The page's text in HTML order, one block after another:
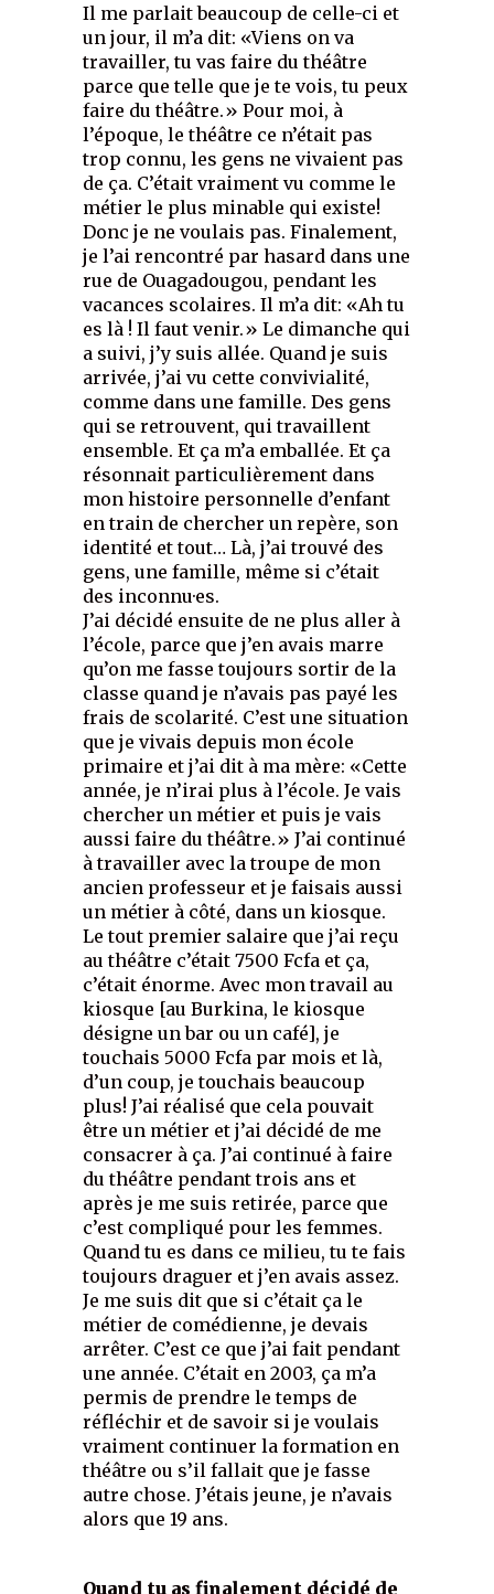
Il me parlait beaucoup de celle-ci et
un jour, il m’a dit: «Viens on va
travailler, tu vas faire du théâtre
parce que telle que je te vois, tu peux
faire du théâtre.» Pour moi, à
l’époque, le théâtre ce n’était pas
trop connu, les gens ne vivaient pas
de ça. C’était vraiment vu comme le
métier le plus minable qui existe!
Donc je ne voulais pas. Finalement,
je l’ai rencontré par hasard dans une
rue de Ouagadougou, pendant les
vacances scolaires. Il m’a dit: «Ah tu
es là ! Il faut venir.» Le dimanche qui
a suivi, j’y suis allée. Quand je suis
arrivée, j’ai vu cette convivialité,
comme dans une famille. Des gens
qui se retrouvent, qui travaillent
ensemble. Et ça m’a emballée. Et ça
résonnait particulièrement dans
mon histoire personnelle d’enfant
en train de chercher un repère, son
identité et tout… Là, j’ai trouvé des
gens, une famille, même si c’était
des inconnu·es.
J’ai décidé ensuite de ne plus aller à
l’école, parce que j’en avais marre
qu’on me fasse toujours sortir de la
classe quand je n’avais pas payé les
frais de scolarité. C’est une situation
que je vivais depuis mon école
primaire et j’ai dit à ma mère: «Cette
année, je n’irai plus à l’école. Je vais
chercher un métier et puis je vais
aussi faire du théâtre.» J’ai continué
à travailler avec la troupe de mon
ancien professeur et je faisais aussi
un métier à côté, dans un kiosque.
Le tout premier salaire que j’ai reçu
au théâtre c’était 7500 Fcfa et ça,
c’était énorme. Avec mon travail au
kiosque [au Burkina, le kiosque
désigne un bar ou un café], je
touchais 5000 Fcfa par mois et là,
d’un coup, je touchais beaucoup
plus! J’ai réalisé que cela pouvait
être un métier et j’ai décidé de me
consacrer à ça. J’ai continué à faire
du théâtre pendant trois ans et
après je me suis retirée, parce que
c’est compliqué pour les femmes.
Quand tu es dans ce milieu, tu te fais
toujours draguer et j’en avais assez.
Je me suis dit que si c’était ça le
métier de comédienne, je devais
arrêter. C’est ce que j’ai fait pendant
une année. C’était en 2003, ça m’a
permis de prendre le temps de
réfléchir et de savoir si je voulais
vraiment continuer la formation en
théâtre ou s’il fallait que je fasse
autre chose. J’étais jeune, je n’avais
alors que 19 ans.
Quand tu as finalement décidé de